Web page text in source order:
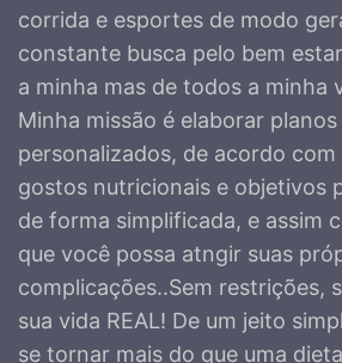
corrida e esportes de modo
constante busca pelo bem
a minha mas de todos a minha
Minha missão é elaborar
personalizados, de acordo com
gostos nutricionais e objetivos
de forma simplificada, e assim
que você possa atngir suas
complicações..Sem restrições,
sua vida REAL! De um jeito
se tornar mais do que uma